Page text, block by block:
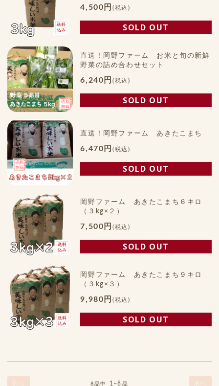
4,500円 (税込)
SOLD OUT
直送！岡野ファーム お米と旬の新鮮
野菜の詰め合わせセット
6,240円 (税込)
SOLD OUT
直送！岡野ファーム あきたこまち
6,470円 (税込)
SOLD OUT
岡野ファーム あきたこまち６キロ
（３kg×２）
7,500円 (税込)
SOLD OUT
岡野ファーム あきたこまち９キロ
（３kg×３）
9,980円 (税込)
SOLD OUT
前へ 8品中 1~8 品 次へ